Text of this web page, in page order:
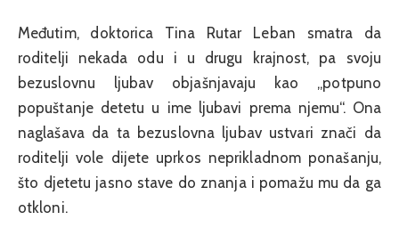
Međutim, doktorica Tina Rutar Leban smatra da
roditelji nekada odu i u drugu krajnost, pa svoju
bezuslovnu ljubav objašnjavaju kao „potpuno
popuštanje detetu u ime ljubavi prema njemu“. Ona
naglašava da ta bezuslovna ljubav ustvari znači da
roditelji vole dijete uprkos neprikladnom ponašanju,
što djetetu jasno stave do znanja i pomažu mu da ga
otkloni.